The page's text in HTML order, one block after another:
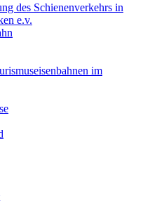
des Schienenverkehrs in
e.v.
im